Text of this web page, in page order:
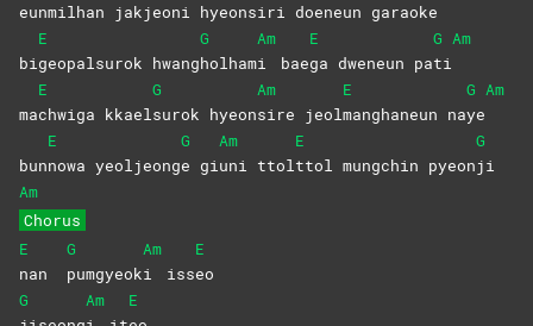
eunmilhan
jakjeoni hyeonsiri doeneun garaoke
bi
E
geopalsurok hwang
G
holham
Am
i
bae
E
ga dweneun pa
G
ti
Am
ma
E
chwiga kkael
G
surok hyeon
Am
sire
jeol
E
manghaneun na
G
ye
Am
bun
E
nowa yeoljeong
G
e gi
Am
uni ttol
E
ttol mungchin pyeon
G
ji
Am
Chorus
E
nan
G
pumgyeok
Am
i
iss
E
eo
G
Am
E